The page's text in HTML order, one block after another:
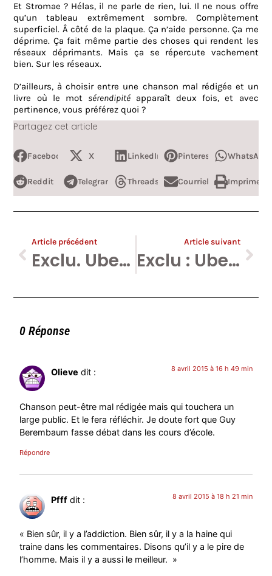
Partagez cet article
Et Stromae ? Hélas, il ne parle de rien, lui. Il ne nous offre
qu’un tableau extrêmement sombre. Complètement
superficiel. Â côté de la plaque. Ça n’aide personne. Ça me
déprime. Ça fait même partie des choses qui rendent les
réseaux déprimants. Mais ça se répercute vachement
bien. Sur les réseaux.
D’ailleurs, à choisir entre une chanson mal rédigée et un
livre où le mot sérendipitéapparaît deux fois, et avec
pertinence, vous préférez quoi ?
Facebook X LinkedIn Pinterest WhatsApp
Reddit Telegram Threads Courriel Imprimer
Article précédent
Exclu. Uber se lance dans le transport aérien.
Article suivant
Exclu : Uber à l’assaut de Bruxelles-National (Zaventem) – MàJ
0 Réponse
Olieve dit : 8 avril 2015 à 16 h 49 min
Chanson peut-être mal rédigée mais qui touchera un
large public. Et le fera réfléchir. Je doute fort que Guy
Berembaum fasse débat dans les cours d’école.
Répondre
Pfff dit : 8 avril 2015 à 18 h 21 min
« Bien sûr, il y a l’addiction. Bien sûr, il y a la haine qui
traine dans les commentaires. Disons qu’il y a le pire de
l’homme. Mais il y a aussi le meilleur. »